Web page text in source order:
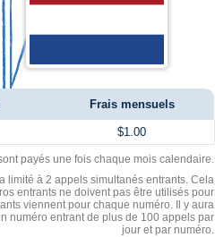
Frais mensuels
$1.00
payés une fois chaque mois calendaire.
limité à 2 appels simultanés entrants. Cela
entrants ne doivent pas être utilisés pour
viennent pour chaque numéro. Il y aura
numéro entrant de plus de 100 appels par
jour et par numéro.